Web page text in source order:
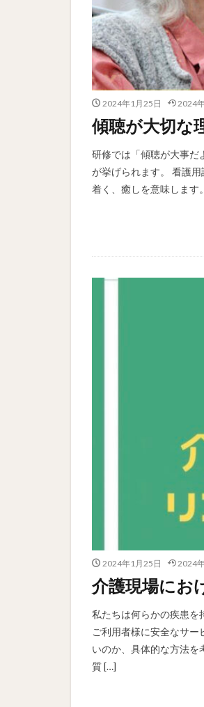
2024年1月25日 2024
傾聴が大切な
研修では「傾聴が大事だ
が挙げられます。 看護
着く、癒しを意味します
2024年1月25日 2024
介護現場にお
私たちは何らかの疾患を
ご利用者様に安全なサ
いのか、具体的な方法
質 […]